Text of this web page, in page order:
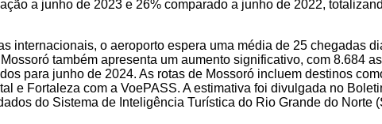
a junho de 2023 e 26% comparado a junho de 2022,
internacionais, o aeroporto espera uma média de 25 chegadas
também apresenta um aumento significativo, com 8.684
para junho de 2024. As rotas de Mossoró incluem destinos
e Fortaleza com a VoePASS. A estimativa foi divulgada no
do Sistema de Inteligência Turística do Rio Grande do Norte